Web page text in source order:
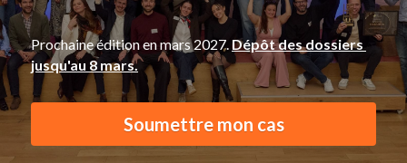
Galerie photo 2026
Retroplanning
Nous contacter
Prochaine édition en mars 2027. Dépôt des dossiers
jusqu'au 8 mars.
Soumettre mon cas